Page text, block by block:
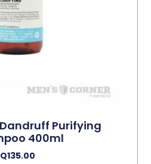
Purifying
400ml
Q135.00